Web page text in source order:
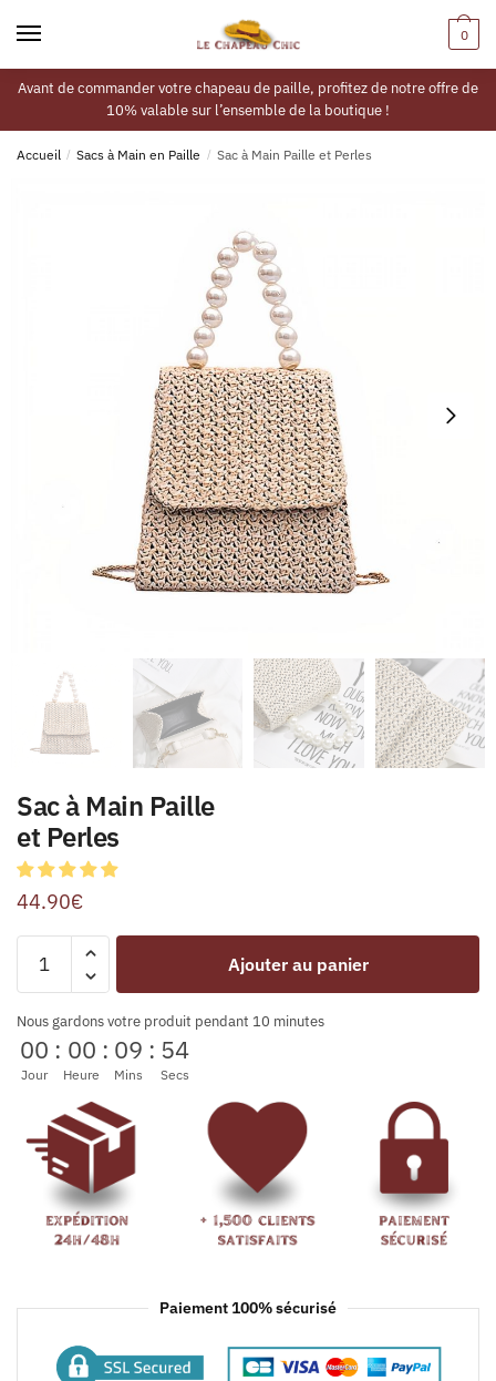
0
Avant de commander votre chapeau de paille, profitez de notre offre de
10% valable sur l’ensemble de la boutique !
Accueil / Sacs à Main en Paille / Sac à Main Paille et Perles
Sac à Main Paille
et Perles
44.90€
Ajouter au panier
Nous gardons votre produit pendant 10 minutes
00
Jour
: 00
Heure
: 09
Mins
: 54
Secs
Paiement 100% sécurisé